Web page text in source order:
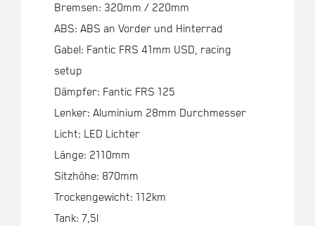
Bremsen: 320mm / 220mm
ABS: ABS an Vorder und Hinterrad
Gabel: Fantic FRS 41mm USD, racing
setup
Dämpfer: Fantic FRS 125
Lenker: Aluminium 28mm Durchmesser
Licht: LED Lichter
Länge: 2110mm
Sitzhöhe: 870mm
Trockengewicht: 112km
Tank: 7,5l